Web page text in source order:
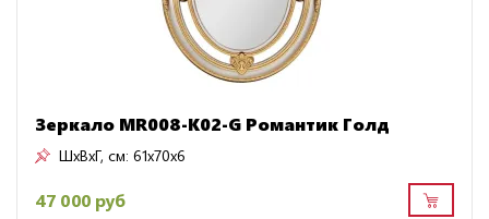
Зеркало MR008-K02-G Романтик Голд
ШxВxГ, см: 61x70x6
47 000 руб